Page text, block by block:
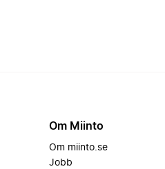
Om Miinto
Om miinto.se
Jobb